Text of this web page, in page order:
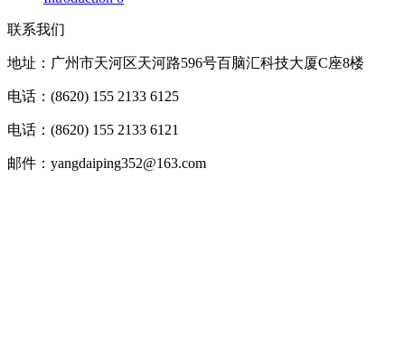
联系我们
地址：广州市天河区天河路596号百脑汇科技大厦C座8楼
电话：(8620) 155 2133 6125
电话：(8620) 155 2133 6121
邮件：yangdaiping352@163.com